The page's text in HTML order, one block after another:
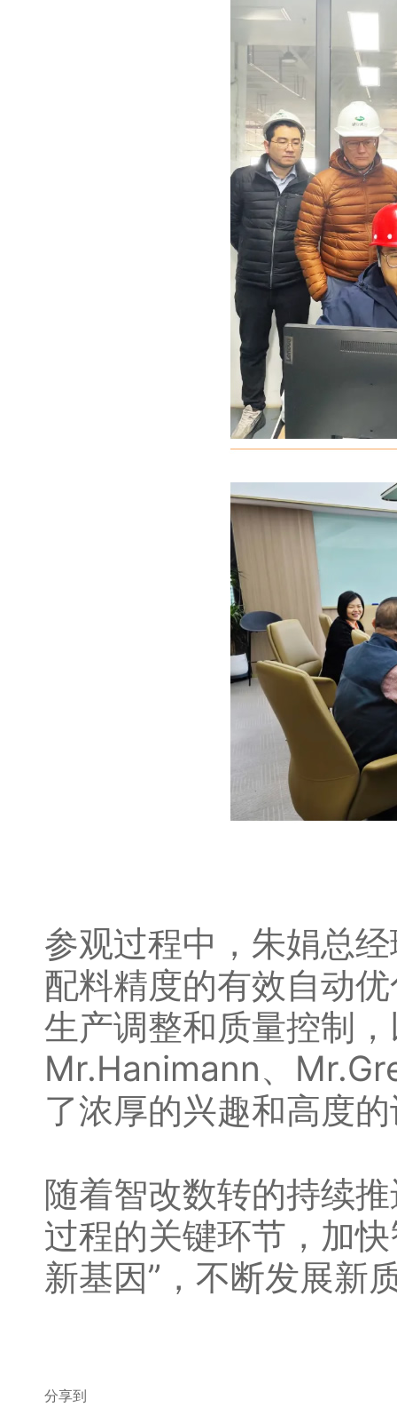
参观过程中，朱娟总
配料精度的有效自动
生产调整和质量控制
Mr.Hanimann、
了浓厚的兴趣和高度
随着智改数转的持续
过程的关键环节，加
新基因”，不断发展新
分享到